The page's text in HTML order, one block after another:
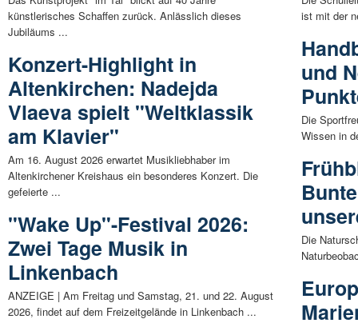
künstlerisches Schaffen zurück. Anlässlich dieses
Jubiläums ...
Konzert-Highlight in
Altenkirchen: Nadejda
Vlaeva spielt "Weltklassik
am Klavier"
Am 16. August 2026 erwartet Musikliebhaber im
Altenkirchener Kreishaus ein besonderes Konzert. Die
gefeierte ...
"Wake Up"-Festival 2026:
Zwei Tage Musik in
Linkenbach
ANZEIGE | Am Freitag und Samstag, 21. und 22. August
2026, findet auf dem Freizeitgelände in Linkenbach ...
ist mit der
und
Die
Wissen in
Die